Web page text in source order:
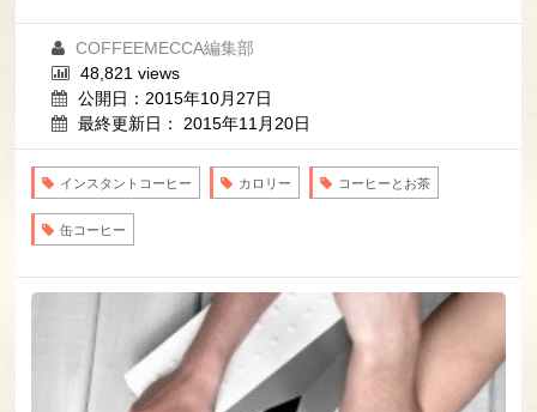
COFFEEMECCA編集部
48,821 views
公開日：2015年10月27日
最終更新日： 2015年11月20日
インスタントコーヒー カロリー コーヒーとお茶
缶コーヒー